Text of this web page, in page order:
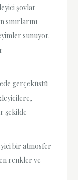
şovlar
sunuyor.
gerçeküstü
şekilde
bir atmosfer
renkler ve